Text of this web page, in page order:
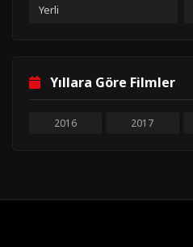
Yerli
Yıllara Göre Filmler
2016 2017